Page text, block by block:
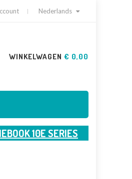
Nederlands
WINKELWAGEN € 0,00
10E SERIES